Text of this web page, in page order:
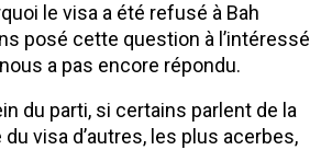
le visa a été refusé à Bah
posé cette question à l’intéressé
a pas encore répondu.
du parti, si certains parlent de la
visa d’autres, les plus acerbes,